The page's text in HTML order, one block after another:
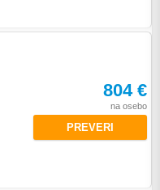
804 €
na osebo
PREVERI